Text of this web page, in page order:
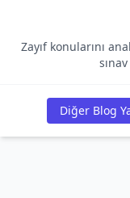
Zayıf konularını
Diğer Blog